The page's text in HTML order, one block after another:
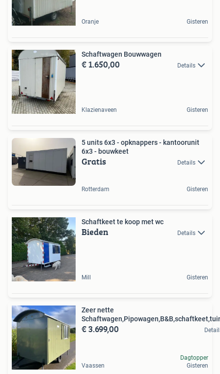
Oranje Gisteren
Schaftwagen Bouwwagen
€ 1.650,00 Details
Klazienaveen Gisteren
5 units 6x3 - opknappers - kantoorunit
6x3 - bouwkeet
Gratis Details
Rotterdam Gisteren
Schaftkeet te koop met wc
Bieden Details
Mill Gisteren
Zeer nette
€ 3.699,00
Vaassen
Dagtopper
Gisteren